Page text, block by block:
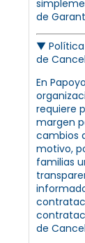
de
▼
de
En
requiere
margen
cambios
motivo,
familias
de